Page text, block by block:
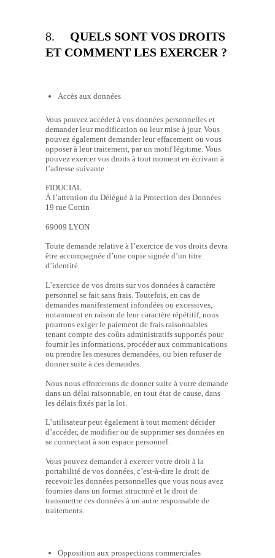
8. QUELS SONT VOS DROITS
ET COMMENT LES EXERCER ?
Accès aux données
Vous pouvez accéder à vos données personnelles et
demander leur modification ou leur mise à jour. Vous
pouvez également demander leur effacement ou vous
opposer à leur traitement, par un motif légitime. Vous
pouvez exercer vos droits à tout moment en écrivant à
l’adresse suivante :
FIDUCIAL
À l’attention du Délégué à la Protection des Données
19 rue Cottin
69009 LYON
Toute demande relative à l’exercice de vos droits devra
être accompagnée d’une copie signée d’un titre
d’identité.
L’exercice de vos droits sur vos données à caractère
personnel se fait sans frais. Toutefois, en cas de
demandes manifestement infondées ou excessives,
notamment en raison de leur caractère répétitif, nous
pourrons exiger le paiement de frais raisonnables
tenant compte des coûts administratifs supportés pour
fournir les informations, procéder aux communications
ou prendre les mesures demandées, ou bien refuser de
donner suite à ces demandes.
Nous nous efforcerons de donner suite à votre demande
dans un délai raisonnable, en tout état de cause, dans
les délais fixés par la loi.
L’utilisateur peut également à tout moment décider
d’accéder, de modifier ou de supprimer ses données en
se connectant à son espace personnel.
Vous pouvez demander à exercer votre droit à la
portabilité de vos données, c’est-à-dire le droit de
recevoir les données personnelles que vous nous avez
fournies dans un format structuré et le droit de
transmettre ces données à un autre responsable de
traitements.
Opposition aux prospections commerciales